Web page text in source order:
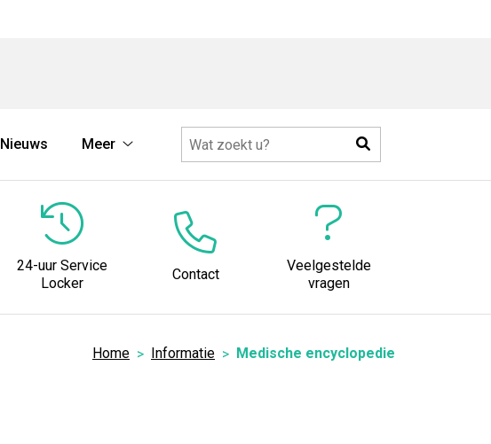
Nieuws
Meer
submenu
Zoeken
24-uur Service
Locker
Contact
Veelgestelde
vragen
Home Informatie Medische encyclopedie